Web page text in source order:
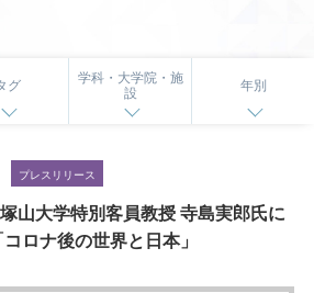
卒業生の方へ
グ
学科・大学院・施
設
年別
プレスリリース
山大学特別客員教授 寺島実郎氏に
ロナ後の世界と日本」